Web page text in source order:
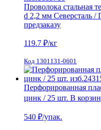
Проволока стальная
d 2,2 мм Северсталь
предзаказу
119.7 ₽/кг
Код 1301131-0601
Перфорированная
цинк / 25 шт. В
540 ₽/упак.